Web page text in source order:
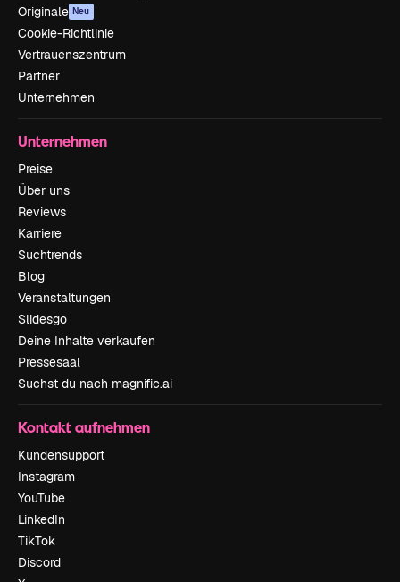
Originale Neu
Cookie-Richtlinie
Vertrauenszentrum
Partner
Unternehmen
Unternehmen
Preise
Über uns
Reviews
Karriere
Suchtrends
Blog
Veranstaltungen
Slidesgo
Deine Inhalte verkaufen
Pressesaal
Suchst du nach magnific.ai
Kontakt aufnehmen
Kundensupport
Instagram
YouTube
LinkedIn
TikTok
Discord